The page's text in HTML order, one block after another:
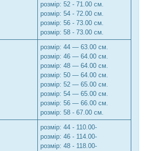
розмір: 52 - 71.00 см.
розмір: 54 - 72.00 см.
розмір: 56 - 73.00 см.
розмір: 58 - 73.00 см.
розмір: 44 — 63.00 см.
розмір: 46 — 64.00 см.
розмір: 48 — 64.00 см.
розмір: 50 — 64.00 см.
розмір: 52 — 65.00 см.
розмір: 54 — 65.00 см.
розмір: 56 — 66.00 см.
розмір: 58 - 67.00 см.
розмір: 44 - 110.00-
розмір: 46 - 114.00-
розмір: 48 - 118.00-